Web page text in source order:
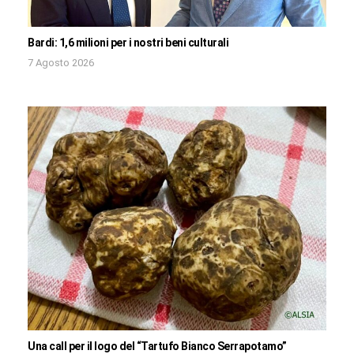
Bardi: 1,6 milioni per i nostri beni culturali
7 Agosto 2026
Una call per il logo del “Tartufo Bianco Serrapotamo”